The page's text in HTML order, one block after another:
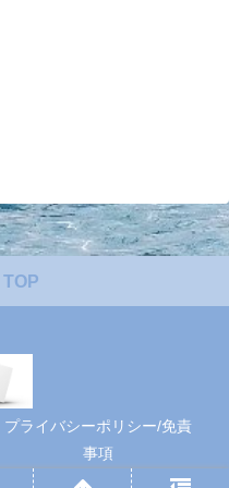
TOP
プライバシーポリシー/免責
事項